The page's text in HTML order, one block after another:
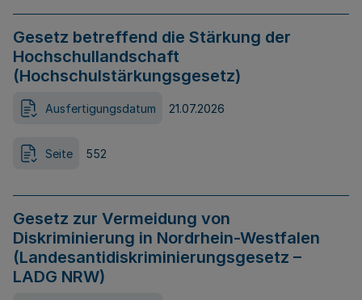
Gesetz betreffend die Stärkung der
Hochschullandschaft
(Hochschulstärkungsgesetz)
Ausfertigungsdatum 21.07.2026
Seite 552
Gesetz zur Vermeidung von
Diskriminierung in Nordrhein-Westfalen
(Landesantidiskriminierungsgesetz –
LADG NRW)